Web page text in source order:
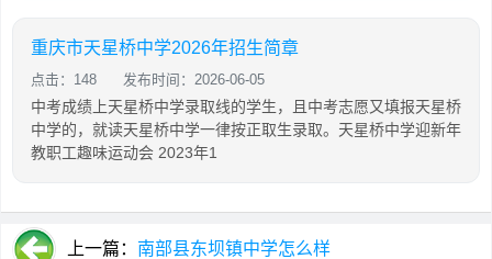
重庆市天星桥中学2026年招生简章
点击：148 发布时间：2026-06-05
中考成绩上天星桥中学录取线的学生，且中考志愿又填报天星桥
中学的，就读天星桥中学一律按正取生录取。天星桥中学迎新年
教职工趣味运动会 2023年1
上一篇： 南部县东坝镇中学怎么样